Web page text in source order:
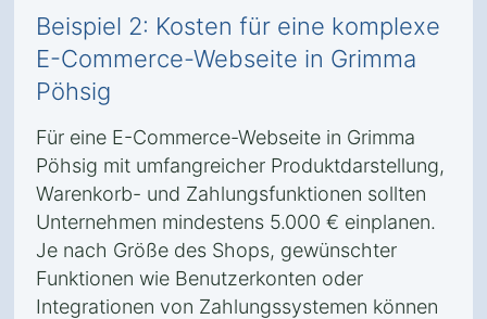
Beispiel 2: Kosten für eine komplexe
E-Commerce-Webseite in Grimma
Pöhsig
Für eine E-Commerce-Webseite in Grimma
Pöhsig mit umfangreicher Produktdarstellung,
Warenkorb- und Zahlungsfunktionen sollten
Unternehmen mindestens 5.000 € einplanen.
Je nach Größe des Shops, gewünschter
Funktionen wie Benutzerkonten oder
Integrationen von Zahlungssystemen können